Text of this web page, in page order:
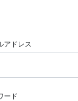
アドレス
ード